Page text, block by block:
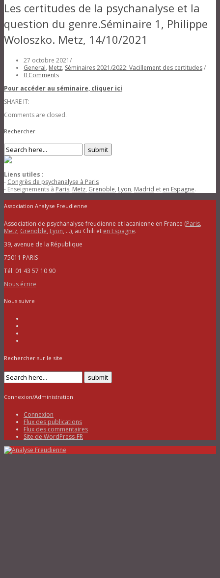
Les certitudes de la psychanalyse et la
question du genre.Séminaire 1, Philippe
Woloszko. Metz, 14/10/2021
27 octobre 2021/
General, Metz, Séminaires 2021/2022: Vacillement des certitudes/
0 Comments
Pour accéder au séminaire, cliquer ici
SHARE IT:
Comments are closed.
Rechercher
Liens utiles :
- Congrès de psychanalyse à Paris
- Enseignements à Paris, Metz, Grenoble, Lyon, Madrid et en Espagne.
Association Analyse Freudienne
Association de psychanalyse freudienne et lacanienne en France (Paris,
Metz, Grenoble, Lyon, …), au Chili et en Espagne.
39, avenue de la République
75011 PARIS
Tél: 01 43 57 10 90
Nous écrire
Nous suivre
Rechercher sur le site
Connexion/Administration
Connexion
Flux des publications
Flux des commentaires
Site de WordPress-FR